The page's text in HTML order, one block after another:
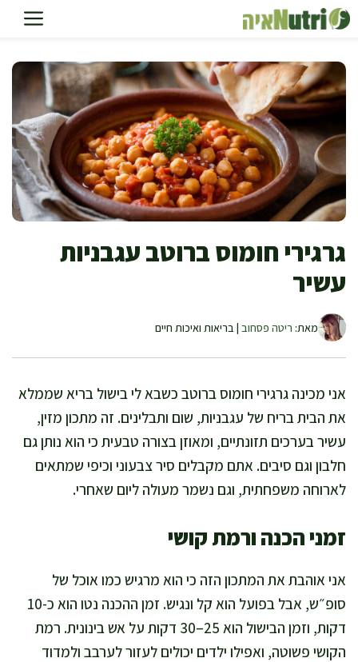
לדלג
לתוכן
גרגירי חומוס ברוטב עגבניות
עשיר
מאת: ריטה פסחוב | בריאות ואיכות חיים
אני מכינה גרגירי חומוס ברוטב כשבא לי בישול בריא שממלא
את הבית בריח של עגבניות, שום ותבלינים. זה מתכון מזין,
עשיר בערכים תזונתיים, ומאוזן בצורה טבעית כי הוא נותן גם
חלבון וגם סיבים. אתם מקבלים סיר צבעוני וכיפי שמתאים
לארוחה משפחתית, וגם נשמר מעולה ליום שאחרי.
זמני הכנה ורמת קושי
אני אוהבת את המתכון הזה כי הוא מרגיש כמו אוכל של
סופ״ש, אבל בפועל הוא קל ונגיש. זמן ההכנה נטו הוא כ-10
דקות, וזמן הבישול הוא 25–30 דקות על אש בינונית. רמת
הקושי פשוטה, ואפילו ילדים יכולים לעזור לערבב ולמדוד